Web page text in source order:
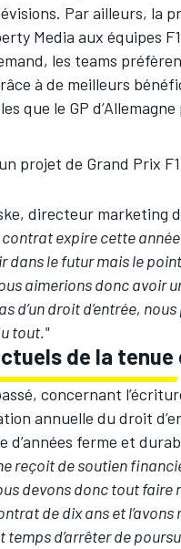
Par ailleurs, la
Media aux équipes
les teams
à de meilleurs
que le GP d’Allemagne
projet de Grand Prix F1
directeur marketing
contrat expire cette
dans le futur mais le
aimerions donc avoir
d’un droit d’entrée,
tout."
de la tenue
concernant
annuelle du droit
ferme et
reçoit de soutien
devons donc tout
de dix ans et l’avons
temps d’arrêter de